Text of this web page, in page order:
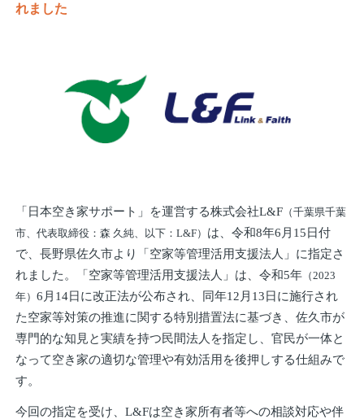
れました
「日本空き家サポート」を運営する株式会社L&F（千葉県千葉
市、代表取締役：森 久純、以下：L&F） は、令和8年6月15日付
で、長野県佐久市より「空家等管理活用支援法人」に指定さ
れました。「空家等管理活用支援法人」は、令和5年（2023
年） 6月14日に改正法が公布され、同年12月13日に施行され
た空家等対策の推進に関する特別措置法に基づき、佐久市が
専門的な知見と実績を持つ民間法人を指定し、官民が一体と
なって空き家の適切な管理や有効活用を後押しする仕組みで
す。
今回の指定を受け、L&Fは空き家所有者等への相談対応や伴